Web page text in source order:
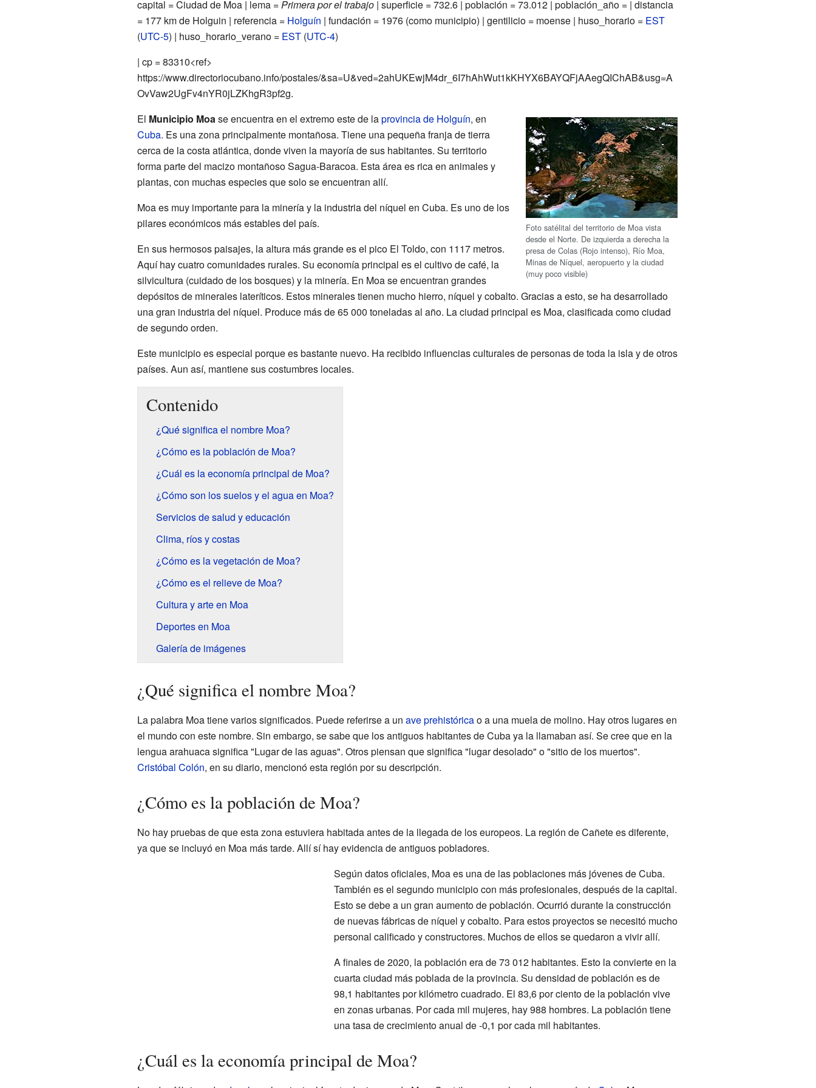
capital = Ciudad de Moa | lema =Primera por el trabajo| superficie = 732.6 | población = 73.012 | población_año = | distancia
= 177 km de Holguin | referencia = Holguín | fundación = 1976 (como municipio) | gentilicio = moense | huso_horario = EST
(UTC-5) | huso_horario_verano = EST(UTC-4)
| cp = 83310<ref>
https://www.directoriocubano.info/postales/&sa=U&ved=2ahUKEwjM4dr_6I7hAhWut1kKHYX6BAYQFjAAegQIChAB&usg=A
OvVaw2UgFv4nYR0jLZKhgR3pf2g.
Foto satélital del territorio de Moa vista
desde el Norte. De izquierda a derecha la
presa de Colas (Rojo intenso), Río Moa,
Minas de Níquel, aeropuerto y la ciudad
(muy poco visible)
El Municipio Moase encuentra en el extremo este de laprovincia de Holguín, en
Cuba. Es una zona principalmente montañosa. Tiene una pequeña franja de tierra
cerca de la costa atlántica, donde viven la mayoría de sus habitantes. Su territorio
forma parte del macizo montañoso Sagua-Baracoa. Esta área es rica en animales y
plantas, con muchas especies que solo se encuentran allí.
Moa es muy importante para la minería y la industria del níquel en Cuba. Es uno de los
pilares económicos más estables del país.
En sus hermosos paisajes, la altura más grande es el pico El Toldo, con 1117 metros.
Aquí hay cuatro comunidades rurales. Su economía principal es el cultivo de café, la
silvicultura (cuidado de los bosques) y la minería. En Moa se encuentran grandes
depósitos de minerales lateríticos. Estos minerales tienen mucho hierro, níquel y cobalto. Gracias a esto, se ha desarrollado
una gran industria del níquel. Produce más de 65 000 toneladas al año. La ciudad principal es Moa, clasificada como ciudad
de segundo orden.
Este municipio es especial porque es bastante nuevo. Ha recibido influencias culturales de personas de toda la isla y de otros
países. Aun así, mantiene sus costumbres locales.
Contenido
¿Qué significa el nombre Moa?
¿Cómo es la población de Moa?
¿Cuál es la economía principal de Moa?
¿Cómo son los suelos y el agua en Moa?
Servicios de salud y educación
Clima, ríos y costas
¿Cómo es la vegetación de Moa?
¿Cómo es el relieve de Moa?
Cultura y arte en Moa
Deportes en Moa
Galería de imágenes
¿Qué significa el nombre Moa?
La palabra Moa tiene varios significados. Puede referirse a un ave prehistóricao a una muela de molino. Hay otros lugares en
el mundo con este nombre. Sin embargo, se sabe que los antiguos habitantes de Cuba ya la llamaban así. Se cree que en la
lengua arahuaca significa "Lugar de las aguas". Otros piensan que significa "lugar desolado" o "sitio de los muertos".
Cristóbal Colón, en su diario, mencionó esta región por su descripción.
¿Cómo es la población de Moa?
No hay pruebas de que esta zona estuviera habitada antes de la llegada de los europeos. La región de Cañete es diferente,
ya que se incluyó en Moa más tarde. Allí sí hay evidencia de antiguos pobladores.
Según datos oficiales, Moa es una de las poblaciones más jóvenes de Cuba.
También es el segundo municipio con más profesionales, después de la capital.
Esto se debe a un gran aumento de población. Ocurrió durante la construcción
de nuevas fábricas de níquel y cobalto. Para estos proyectos se necesitó mucho
personal calificado y constructores. Muchos de ellos se quedaron a vivir allí.
A finales de 2020, la población era de 73 012 habitantes. Esto la convierte en la
cuarta ciudad más poblada de la provincia. Su densidad de población es de
98,1 habitantes por kilómetro cuadrado. El 83,6 por ciento de la población vive
en zonas urbanas. Por cada mil mujeres, hay 988 hombres. La población tiene
una tasa de crecimiento anual de -0,1 por cada mil habitantes.
¿Cuál es la economía principal de Moa?